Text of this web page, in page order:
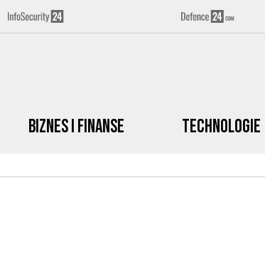
Biznes i Finanse Technologie